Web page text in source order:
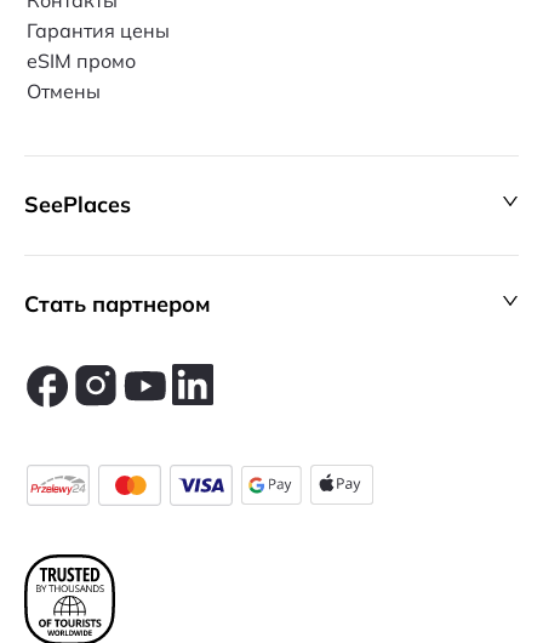
Гарантия цены
eSIM промо
Отмены
SeePlaces
Стать партнером